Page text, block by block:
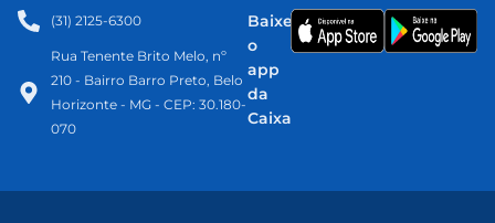
(31) 2125-6300​
Rua Tenente Brito Melo, nº
210 - Bairro Barro Preto, Belo
Horizonte - MG - CEP: 30.180-
070
Baixe
o
app
da
Caixa